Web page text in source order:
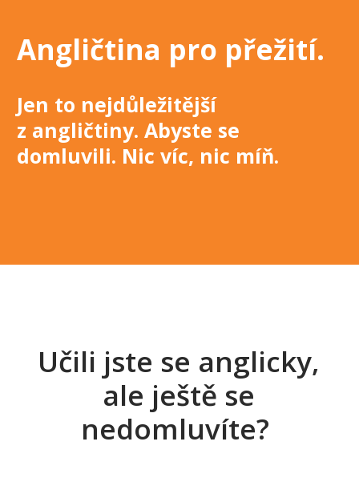
Angličtina pro přežití.
Jen to nejdůležitější
z angličtiny. Abyste se
domluvili. Nic víc, nic míň.
Učili jste se anglicky,
ale ještě se
nedomluvíte?